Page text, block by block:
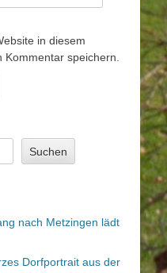
in diesem
Kommentar speichern.
Suchen
nach Metzingen lädt
Dorfportrait aus der